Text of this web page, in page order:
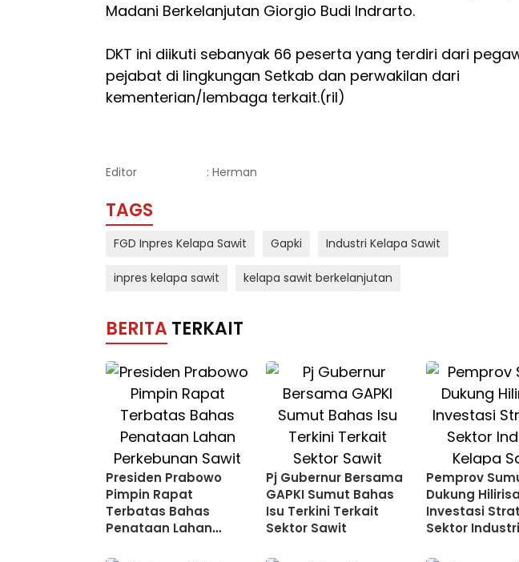
Madani Berkelanjutan Giorgio Budi Indrarto.
DKT ini diikuti sebanyak 66 peserta yang terdiri dari
pejabat di lingkungan Setkab dan perwakilan dari
kementerian/lembaga terkait.(ril)
Editor : Herman
TAGS
FGD Inpres Kelapa Sawit Gapki Industri Kelapa Sawit
inpres kelapa sawit kelapa sawit berkelanjutan
BERITA TERKAIT
Presiden Prabowo
Pimpin Rapat
Terbatas Bahas
Penataan Lahan
Pj Gubernur Bersama
GAPKI Sumut Bahas
Isu Terkini Terkait
Sektor Sawit
Pemprov
Dukung
Investasi
Sektor